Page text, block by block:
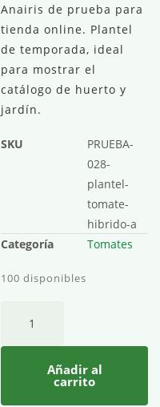
Anairis de prueba para
tienda online. Plantel
de temporada, ideal
para mostrar el
catálogo de huerto y
jardín.
SKU
PRUEBA-
028-
plantel-
tomate-
hibrido-a
Categoría
Tomates
100 disponibles
Añadir al
carrito